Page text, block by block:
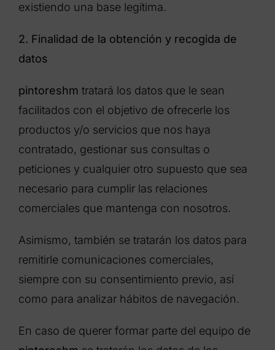
existiendo una base legítima.
2. Finalidad de la obtención y recogida de
datos
pintoreshm tratará los datos que le sean
facilitados con el objetivo de ofrecerle los
productos y/o servicios que nos haya
contratado, gestionar sus consultas o
peticiones y cualquier otro supuesto que sea
necesario para cumplir las relaciones
comerciales que mantenga con nosotros.
Asimismo, también se tratarán los datos para
remitirle comunicaciones comerciales,
siempre con su consentimiento previo, así
como para analizar hábitos de navegación.
En caso de querer formar parte del equipo de